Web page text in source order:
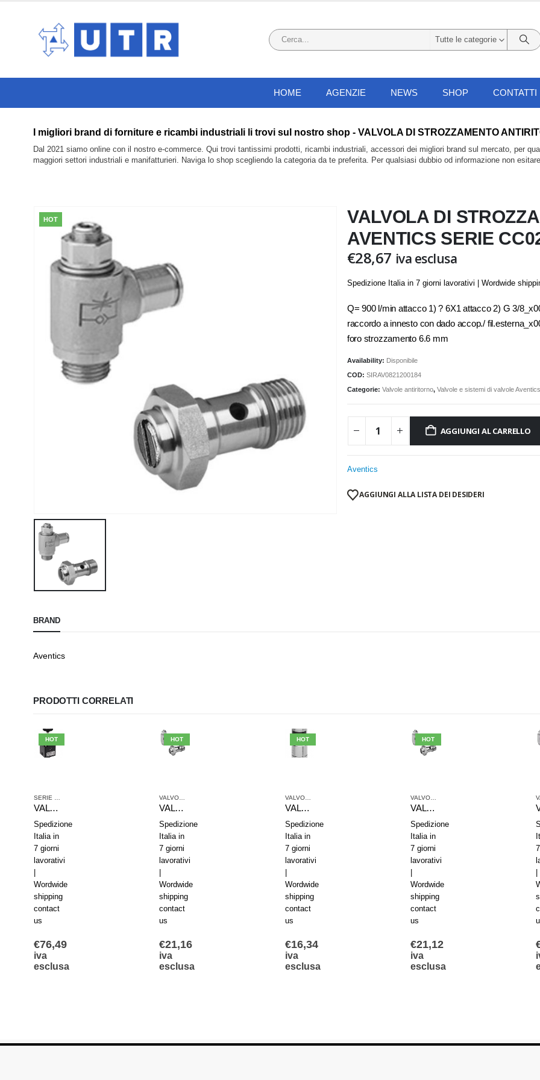
Tutte le categorie
HOME AGENZIE NEWS SHOP CONTATTI
I migliori brand di forniture e ricambi industriali li trovi sul nostro shop - VALVOLA DI STROZZAMENTO
Dal 2021 siamo online con il nostro e-commerce. Qui trovi tantissimi prodotti, ricambi industriali, accessori dei migliori brand sul mercato, per
maggiori settori industriali e manifatturieri. Naviga lo shop scegliendo la categoria da te preferita. Per qualsiasi dubbio od informazione non
HOT
VALVOLA DI
AVENTICS SERIE
€28,67 iva esclusa
Spedizione Italia in 7 giorni lavorativi | Wordwide
Q= 900 l/min attacco 1) ? 6X1 attacco 2) G 3/
raccordo a innesto con dado accop./
foro strozzamento 6.6 mm
Availability: Disponibile
COD: SIRAV0821200184
Categorie: Valvole antiritorno, Valvole e sistemi di valvole Aventics
AGGIUNGI AL CARRELLO
Aventics
AGGIUNGI ALLA LISTA DEI DESIDERI
BRAND
Aventics
PRODOTTI CORRELATI
E SISTEMI DI VALVOLE AVENTICS
HOT
VALVOLE E SISTEMI DI VALVOLE AVENTICS
VALVOLA A STANTUFFO AVENTICS Serie PR2-RGP R412010705
Spedizione
Italia in
7 giorni
lavorativi
Wordwide
shipping
contact
us
€76,49
iva
esclusa
HOT
VALVOLE E SISTEMI DI VALVOLE AVENTICS
VALVOLA DI STROZZAMENTO ANTIRITORNO AVENTICS SERIE CC02-AL 0821200181
Spedizione
Italia in
7 giorni
lavorativi
Wordwide
shipping
contact
us
€21,16
iva
esclusa
HOT
VALVOLE ANTIRITORNO VALVOLE E SISTEMI DI VALVOLE AVENTICS
VALVOLA ANTIRITORNO AVENTICS SERIE NR01 0821003002
Spedizione
Italia in
7 giorni
lavorativi
Wordwide
shipping
contact
us
€16,34
iva
esclusa
HOT
VALVOLE ANTIRITORNO VALVOLE E
VALVOLA DI STROZZAMENTO ANTIRITORNO AVENTICS SERIE CC02-AL 0821200117
Spedizione
Italia in
7 giorni
lavorativi
Wordwide
shipping
contact
us
€21,12
iva
esclusa